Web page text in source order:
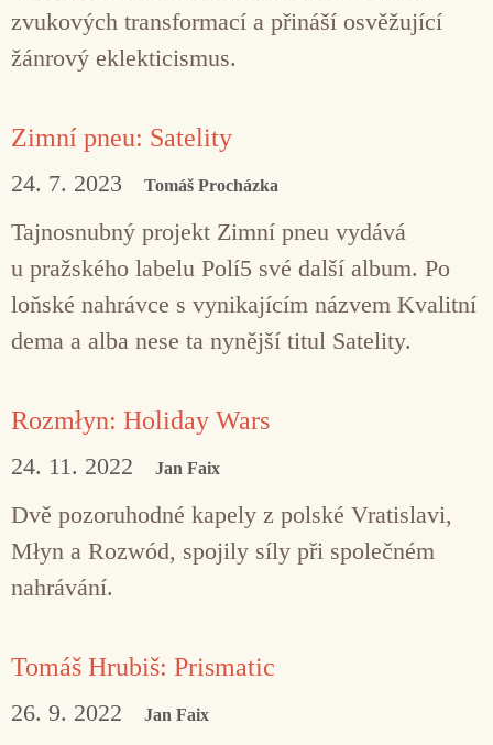
zvukových transformací a přináší osvěžující
žánrový eklekticismus.
Zimní pneu: Satelity
24. 7. 2023 Tomáš Procházka
Tajnosnubný projekt Zimní pneu vydává
u pražského labelu Polí5 své další album. Po
loňské nahrávce s vynikajícím názvem Kvalitní
dema a alba nese ta nynější titul Satelity.
Rozmłyn: Holiday Wars
24. 11. 2022 Jan Faix
Dvě pozoruhodné kapely z polské Vratislavi,
Młyn a Rozwód, spojily síly při společném
nahrávání.
Tomáš Hrubiš: Prismatic
26. 9. 2022 Jan Faix